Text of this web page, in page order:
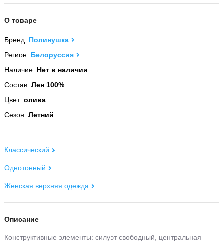
О товаре
Бренд: Полинушка
Регион: Белоруссия
Наличие: Нет в наличии
Состав: Лен 100%
Цвет: олива
Сезон: Летний
Классический
Однотонный
Женская верхняя одежда
Описание
Конструктивные элементы: силуэт свободный, центральная